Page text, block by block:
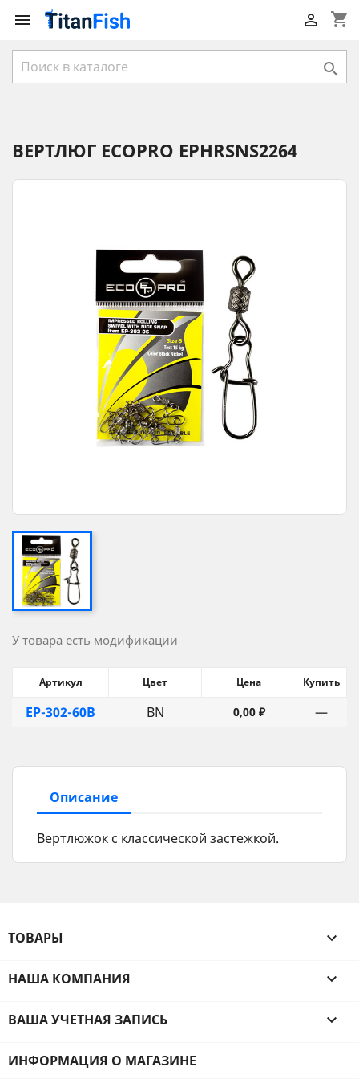
 shopping_cart


ВЕРТЛЮГ ECOPRO EPHRSNS2264
У товара есть модификации
Артикул Цвет Цена Купить
EP-302-60B BN 0,00 ₽ —
Описание
Вертлюжок с классической застежкой.
ТОВАРЫ 
НАША КОМПАНИЯ 
ВАША УЧЕТНАЯ ЗАПИСЬ 
ИНФОРМАЦИЯ О МАГАЗИНЕ